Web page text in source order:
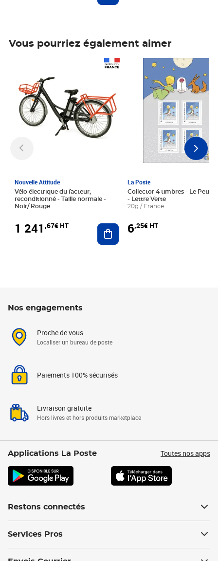
Vous pourriez également aimer
Nouvelle Attitude
Vélo électrique du facteur,
reconditionné - Taille normale -
Noir/ Rouge
1 241 ,67€ HT Ajouter au panier
La Poste
Collector 4 timbres - Le Petit
- Lettre Verte
20g / France
6,25€ HT
Prix 6,25€ HT
Nos engagements
Proche de vous
Localiser un bureau de poste
Paiements 100% sécurisés
Livraison gratuite
Hors livres et hors produits marketplace
Applications La Poste Toutes nos apps
Restons connectés
Services Pros